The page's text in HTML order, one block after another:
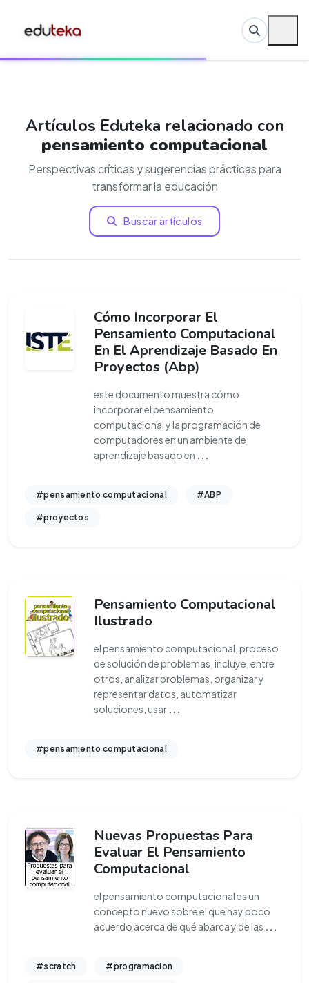
Artículos Eduteka relacionado con
pensamiento computacional
Perspectivas críticas y sugerencias prácticas para
transformar la educación
Buscar artículos
Cómo Incorporar El
Pensamiento Computacional
En El Aprendizaje Basado En
Proyectos (Abp)
este documento muestra cómo
incorporar el pensamiento
computacional y la programación de
computadores en un ambiente de
aprendizaje basado en ...
#pensamiento computacional #ABP
#proyectos
Pensamiento Computacional
Ilustrado
el pensamiento computacional, proceso
de solución de problemas, incluye, entre
otros, analizar problemas, organizar y
representar datos, automatizar
soluciones, usar ...
#pensamiento computacional
Nuevas Propuestas Para
Evaluar El Pensamiento
Computacional
el pensamiento computacional es un
concepto nuevo sobre el que hay poco
acuerdo acerca de qué abarca y de las ...
#scratch #programacion